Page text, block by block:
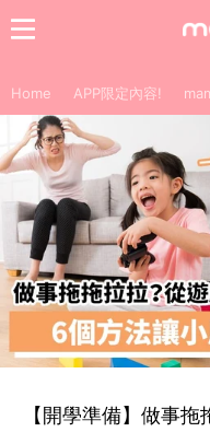
Home APP限定內容!
【開學準備】做事